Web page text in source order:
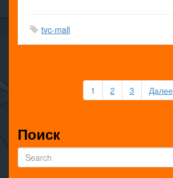
tvc-mall
Пагинация
записей
1 2 3 Далее
Поиск